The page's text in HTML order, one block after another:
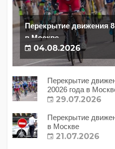
Перекрытие движения 8
в Москве
04.08.2026
Перекрытие
20026 года в
29.07.2026
Перекрытие
в Москве
21.07.2026